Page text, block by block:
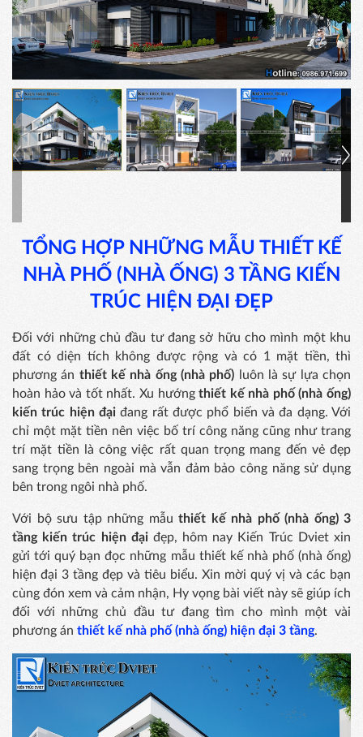
TỔNG HỢP NHỮNG MẪU THIẾT KẾ
NHÀ PHỐ (NHÀ ỐNG) 3 TẦNG KIẾN
TRÚC HIỆN ĐẠI ĐẸP
Đối với những chủ đầu tư đang sở hữu cho mình một khu
đất có diện tích không được rộng và có 1 mặt tiền, thì
phương án thiết kế nhà ống (nhà phố) luôn là sự lựa chọn
hoàn hảo và tốt nhất. Xu hướngthiết kế nhà phố (nhà ống)
kiến trúc hiện đại đang rất được phổ biến và đa dạng. Với
chỉ một mặt tiền nên việc bố trí công năng cũng như trang
trí mặt tiền là công việc rất quan trọng mang đến vẻ đẹp
sang trọng bên ngoài mà vẫn đảm bảo công năng sử dụng
bên trong ngôi nhà phố.
Với bộ sưu tập những mẫu thiết kế nhà phố (nhà ống) 3
tầng kiến trúc hiện đạiđẹp, hôm nay Kiến Trúc Dviet xin
gửi tới quý bạn đọc những mẫu thiết kế nhà phố (nhà ống)
hiện đại 3 tầng đẹp và tiêu biểu. Xin mời quý vị và các bạn
cùng đón xem và cảm nhận, Hy vọng bài viết này sẽ giúp ích
đối với những chủ đầu tư đang tìm cho mình một vài
phương án thiết kế nhà phố (nhà ống) hiện đại 3 tầng.